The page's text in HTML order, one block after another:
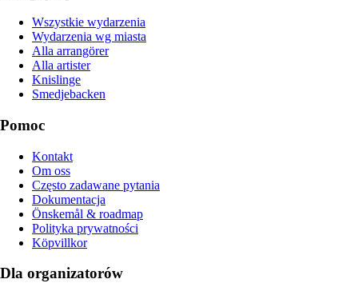
Wszystkie wydarzenia
Wydarzenia wg miasta
Alla arrangörer
Alla artister
Knislinge
Smedjebacken
Pomoc
Kontakt
Om oss
Często zadawane pytania
Dokumentacja
Önskemål & roadmap
Polityka prywatności
Köpvillkor
Dla organizatorów